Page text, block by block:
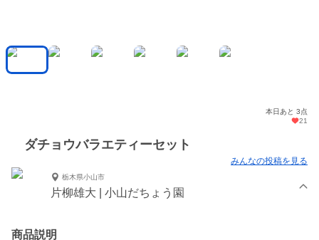
本日あと 3点
21
ダチョウバラエティーセット
みんなの投稿を見る
栃木県小山市
片柳雄大 | 小山だちょう園
商品説明